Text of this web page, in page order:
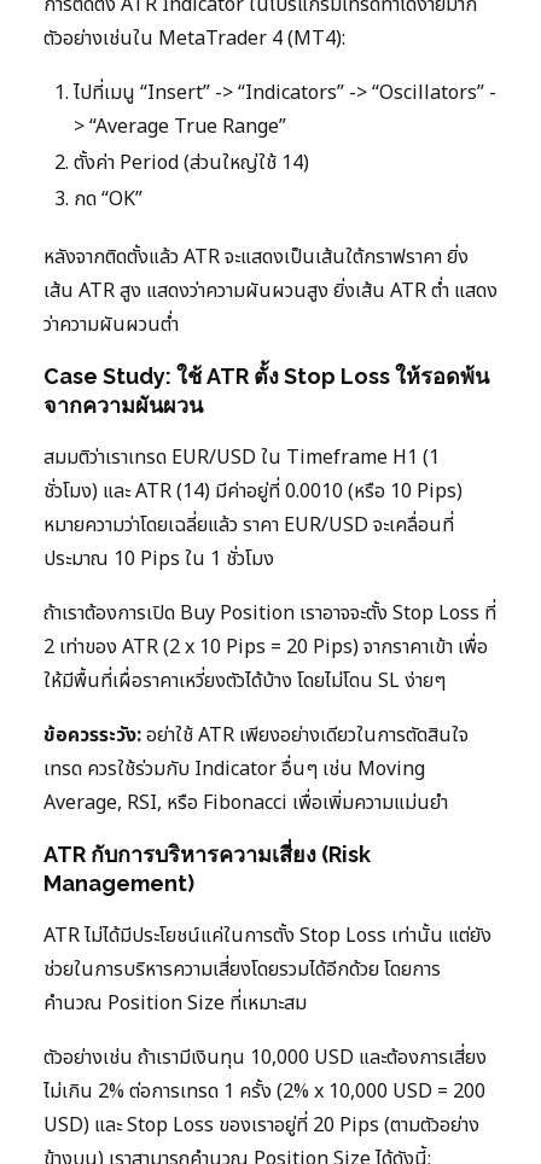
ตัวอย่างเช่นใน MetaTrader 4 (MT4):
ไปที่เมนู “Insert” -> “Indicators” -> “Oscillators” -
> “Average True Range”
ตั้งค่า Period (ส่วนใหญ่ใช้ 14)
กด “OK”
หลังจากติดตั้งแล้ว ATR จะแสดงเป็นเส้นใต้กราฟราคา ยิ่ง
เส้น ATR สูง แสดงว่าความผันผวนสูง ยิ่งเส้น ATR ต่ำ แสดง
ว่าความผันผวนต่ำ
Case Study: ใช้ ATR ตั้ง Stop Loss ให้รอดพ้น
จากความผันผวน
สมมติว่าเราเทรด EUR/USD ใน Timeframe H1 (1
ชั่วโมง) และ ATR (14) มีค่าอยู่ที่ 0.0010 (หรือ 10 Pips)
หมายความว่าโดยเฉลี่ยแล้ว ราคา EUR/USD จะเคลื่อนที่
ประมาณ 10 Pips ใน 1 ชั่วโมง
ถ้าเราต้องการเปิด Buy Position เราอาจจะตั้ง Stop Loss ที่
2 เท่าของ ATR (2 x 10 Pips = 20 Pips) จากราคาเข้า เพื่อ
ให้มีพื้นที่เผื่อราคาเหวี่ยงตัวได้บ้าง โดยไม่โดน SL ง่ายๆ
ข้อควรระวัง:อย่าใช้ ATR เพียงอย่างเดียวในการตัดสินใจ
เทรด ควรใช้ร่วมกับ Indicator อื่นๆ เช่น Moving
Average, RSI, หรือ Fibonacci เพื่อเพิ่มความแม่นยำ
ATR กับการบริหารความเสี่ยง (Risk
Management)
ATR ไม่ได้มีประโยชน์แค่ในการตั้ง Stop Loss เท่านั้น แต่ยัง
ช่วยในการบริหารความเสี่ยงโดยรวมได้อีกด้วย โดยการ
คำนวณ Position Size ที่เหมาะสม
ตัวอย่างเช่น ถ้าเรามีเงินทุน 10,000 USD และต้องการเสี่ยง
ไม่เกิน 2% ต่อการเทรด 1 ครั้ง (2% x 10,000 USD = 200
USD) และ Stop Loss ของเราอยู่ที่ 20 Pips (ตามตัวอย่าง